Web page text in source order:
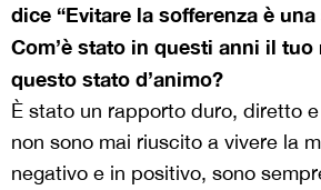
dice “Evitare la sofferenza è una
Com’è stato in questi anni il
questo stato d’animo?
È stato un rapporto duro, diretto
non sono mai riuscito a vivere la
negativo e in positivo, sono